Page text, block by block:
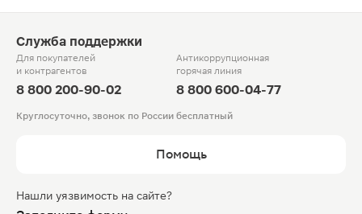
Служба поддержки
Для покупателей
и контрагентов
8 800 200-90-02
Антикоррупционная
горячая линия
8 800 600-04-77
Круглосуточно, звонок по России бесплатный
Помощь
Нашли уязвимость на сайте?